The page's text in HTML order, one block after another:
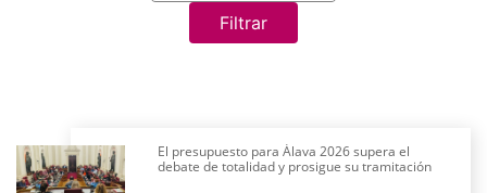
Filtrar
El presupuesto para Álava 2026 supera el
debate de totalidad y prosigue su tramitación